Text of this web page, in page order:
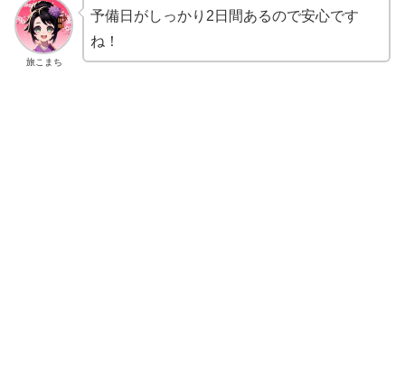
旅こまち
予備日がしっかり2日間あるので安心です
ね！